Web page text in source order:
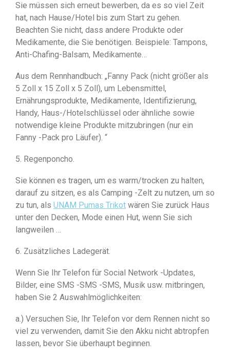
Sie müssen sich erneut bewerben, da es so viel Zeit
hat, nach Hause/Hotel bis zum Start zu gehen.
Beachten Sie nicht, dass andere Produkte oder
Medikamente, die Sie benötigen. Beispiele: Tampons,
Anti-Chafing-Balsam, Medikamente…
Aus dem Rennhandbuch: „Fanny Pack (nicht größer als
5 Zoll x 15 Zoll x 5 Zoll), um Lebensmittel,
Ernährungsprodukte, Medikamente, Identifizierung,
Handy, Haus-/Hotelschlüssel oder ähnliche sowie
notwendige kleine Produkte mitzubringen (nur ein
Fanny -Pack pro Läufer). “
5. Regenponcho.
Sie können es tragen, um es warm/trocken zu halten,
darauf zu sitzen, es als Camping -Zelt zu nutzen, um so
zu tun, als UNAM Pumas Trikot wären Sie zurück Haus
unter den Decken, Mode einen Hut, wenn Sie sich
langweilen …
6. Zusätzliches Ladegerät.
Wenn Sie Ihr Telefon für Social Network -Updates,
Bilder, eine SMS -SMS -SMS, Musik usw. mitbringen,
haben Sie 2 Auswahlmöglichkeiten:
a.) Versuchen Sie, Ihr Telefon vor dem Rennen nicht so
viel zu verwenden, damit Sie den Akku nicht abtropfen
lassen, bevor Sie überhaupt beginnen.